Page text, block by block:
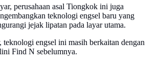
perusahaan asal Tiongkok ini juga
teknologi engsel baru yang
jejak lipatan pada layar utama.
teknologi engsel ini masih berkaitan dengan
Find N sebelumnya.